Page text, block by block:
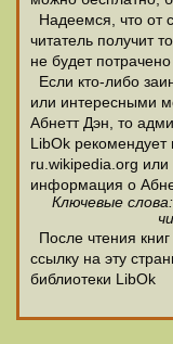
Надеемся, что от
читатель получит
не будет потрачено
Если кто-либо
или интересными
Абнетт Дэн, то
LibOk рекомендует
ru.wikipedia.org или
информация о
Ключевые
После чтения книг
ссылку на эту
библиотеки LibOk